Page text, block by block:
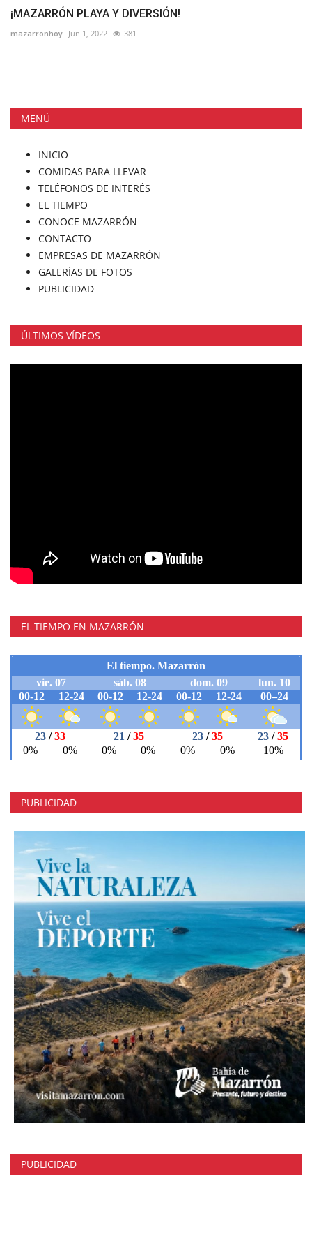
¡MAZARRÓN PLAYA Y DIVERSIÓN!
mazarronhoy Jun 1, 2022 381
MENÚ
INICIO
COMIDAS PARA LLEVAR
TELÉFONOS DE INTERÉS
EL TIEMPO
CONOCE MAZARRÓN
CONTACTO
EMPRESAS DE MAZARRÓN
GALERÍAS DE FOTOS
PUBLICIDAD
ÚLTIMOS VÍDEOS
EL TIEMPO EN MAZARRÓN
PUBLICIDAD
PUBLICIDAD